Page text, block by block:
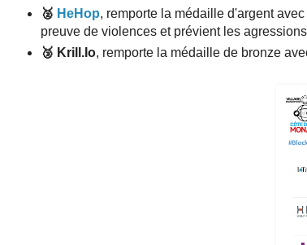
🥈 HeHop, remporte la médaille d'argent
preuve de violences et prévient les agressions
🥉 Krill.Io, remporte la médaille de bronze